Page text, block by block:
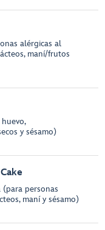
alérgicas al
maní/frutos
y sésamo)
personas
maní y sésamo)